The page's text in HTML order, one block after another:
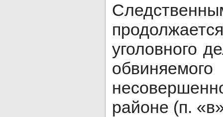
уголовного
районе (п.